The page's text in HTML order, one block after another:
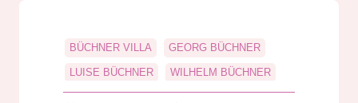
BÜCHNER VILLA GEORG BÜCHNER
LUISE BÜCHNER WILHELM BÜCHNER